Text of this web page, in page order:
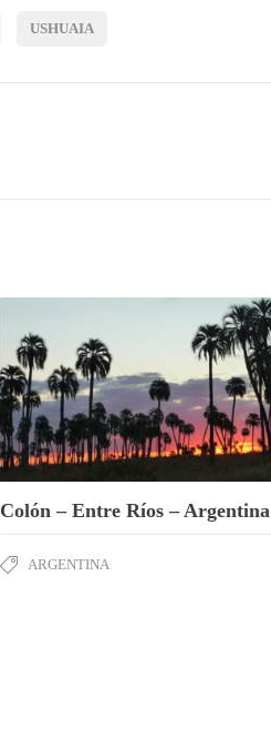
USHUAIA
Colón – Entre Ríos – Argentina
ARGENTINA